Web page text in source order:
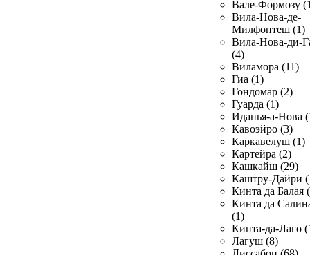
Вале-Формозу
Вила-Нова-де-
Милфонтеш (1)
Вила-Нова-ди-
(4)
Виламора (11)
Гиа (1)
Гондомар (2)
Гуарда (1)
Иданья-а-Нова
Кавоэйро (3)
Каркавелуш (1)
Картейра (2)
Кашкайш (29)
Каштру-Дайри
Кинта да Балая
Кинта да
(1)
Кинта-да-Лаго
Лагуш (8)